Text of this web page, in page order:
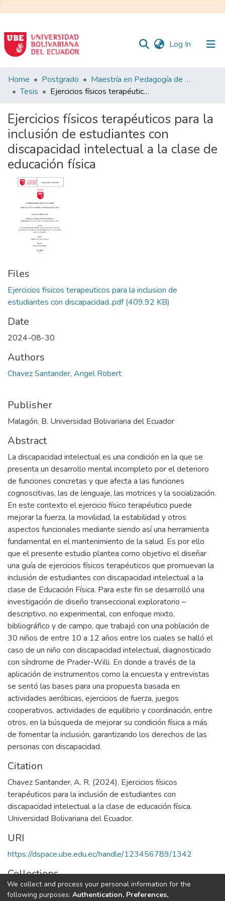
Log In (current)
Communities
&
All of DSpace
Statistics
Home Postgrado
Maestría en Pedagogía de la Cultura Física - Mención en Educación Física Inclusiva
Tesis
Ejercicios físicos terapéuticos para la inclusión de estudiantes con discapacidad intelectual a la clase de educación física
Ejercicios físicos terapéuticos para la
inclusión de estudiantes con
discapacidad intelectual a la clase de
educación física
Files
Ejercicios fisicos terapeuticos para la inclusion de
estudiantes con discapacidad..pdf(409.92 KB)
Date
2024-08-30
Authors
Chavez Santander, Angel Robert
Publisher
Malagón, B. Universidad Bolivariana del Ecuador
Abstract
La discapacidad intelectual es una condición en la que se
presenta un desarrollo mental incompleto por el deterioro
de funciones concretas y que afecta a las funciones
cognoscitivas, las de lenguaje, las motrices y la socialización.
En este contexto el ejercicio físico terapéutico puede
mejorar la fuerza, la movilidad, la estabilidad y otros
aspectos funcionales mediante siendo así una herramienta
fundamental en el mantenimiento de la salud. Es por ello
que el presente estudio plantea como objetivo el diseñar
una guía de ejercicios físicos terapéuticos que promuevan la
inclusión de estudiantes con discapacidad intelectual a la
clase de Educación Física. Para este fin se desarrolló una
investigación de diseño transeccional exploratorio –
descriptivo, no experimental, con enfoque mixto,
bibliográfico y de campo, que trabajó con una población de
30 niños de entre 10 a 12 años entre los cuales se halló el
caso de un niño con discapacidad intelectual, diagnosticado
con síndrome de Prader-Willi. En donde a través de la
aplicación de instrumentos como la encuesta y entrevistas
se sentó las bases para una propuesta basada en
actividades aeróbicas, ejercicios de fuerza, juegos
cooperativos, actividades de equilibrio y coordinación, entre
otros, en la búsqueda de mejorar su condición física a más
de fomentar la inclusión, garantizando los derechos de las
personas con discapacidad.
Citation
Chavez Santander, A. R. (2024). Ejercicios físicos
terapéuticos para la inclusión de estudiantes con
discapacidad intelectual a la clase de educación física.
Universidad Bolivariana del Ecuador.
URI
https://dspace.ube.edu.ec/handle/123456789/1342
Collections
Tesis
We collect and process your personal information for the
following purposes: Authentication, Preferences,